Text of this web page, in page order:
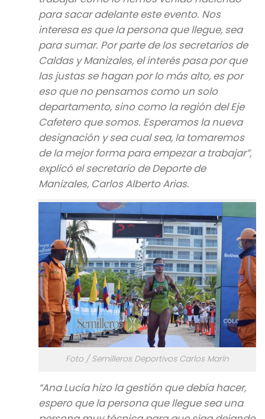
para sacar adelante este evento. Nos
interesa es que la persona que llegue, sea
para sumar. Por parte de los secretarios de
Caldas y Manizales, el interés pasa por que
las justas se hagan por lo más alto, es por
eso que no pensamos como un solo
departamento, sino como la región del Eje
Cafetero que somos. Esperamos la nueva
designación y sea cual sea, la tomaremos
de la mejor forma para empezar a trabajar”,
explicó el secretario de Deporte de
Manizales, Carlos Alberto Arias.
Foto / Semilleros Deportivos Carlos Marín
“Ana Lucía hizo la gestión que debía hacer,
espero que la persona que llegue sea una